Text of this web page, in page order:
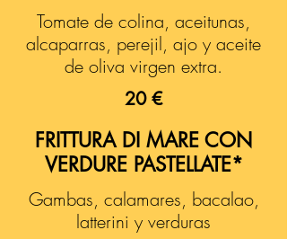
Tomate de colina, aceitunas,
alcaparras, perejil, ajo y aceite
de oliva virgen extra.
20 €
FRITTURA DI MARE CON
VERDURE PASTELLATE*
Gambas, calamares, bacalao,
latterini y verduras